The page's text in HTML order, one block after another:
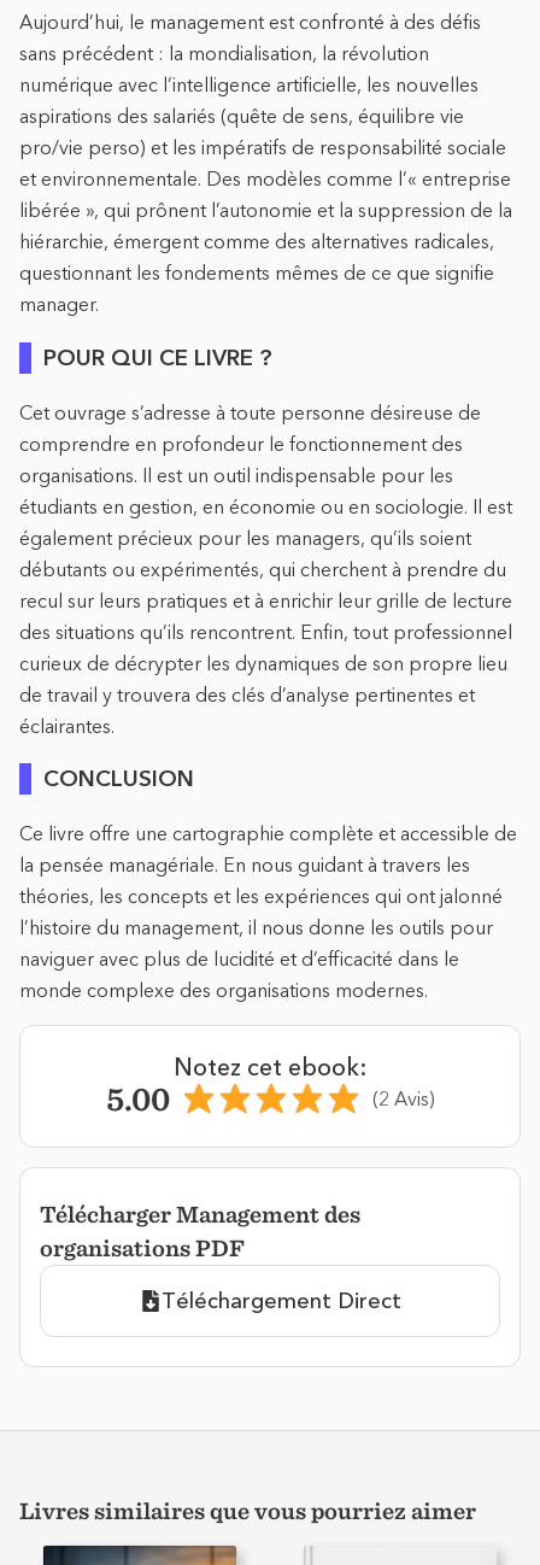
Aujourd’hui, le management est confronté à des défis
sans précédent : la mondialisation, la révolution
numérique avec l’intelligence artificielle, les nouvelles
aspirations des salariés (quête de sens, équilibre vie
pro/vie perso) et les impératifs de responsabilité sociale
et environnementale. Des modèles comme l’« entreprise
libérée », qui prônent l’autonomie et la suppression de la
hiérarchie, émergent comme des alternatives radicales,
questionnant les fondements mêmes de ce que signifie
manager.
POUR QUI CE LIVRE ?
Cet ouvrage s’adresse à toute personne désireuse de
comprendre en profondeur le fonctionnement des
organisations. Il est un outil indispensable pour les
étudiants en gestion, en économie ou en sociologie. Il est
également précieux pour les managers, qu’ils soient
débutants ou expérimentés, qui cherchent à prendre du
recul sur leurs pratiques et à enrichir leur grille de lecture
des situations qu’ils rencontrent. Enfin, tout professionnel
curieux de décrypter les dynamiques de son propre lieu
de travail y trouvera des clés d’analyse pertinentes et
éclairantes.
CONCLUSION
Ce livre offre une cartographie complète et accessible de
la pensée managériale. En nous guidant à travers les
théories, les concepts et les expériences qui ont jalonné
l’histoire du management, il nous donne les outils pour
naviguer avec plus de lucidité et d’efficacité dans le
monde complexe des organisations modernes.
Notez cet ebook:
5.00 (2 Avis)
Télécharger Management des
organisations PDF
Téléchargement Direct
Livres similaires que vous pourriez aimer